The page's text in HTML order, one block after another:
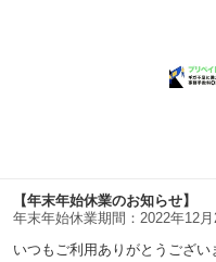
【年末年始休業のお知らせ】
年末年始休業期間：2022年12
いつもご利用ありがとうござい